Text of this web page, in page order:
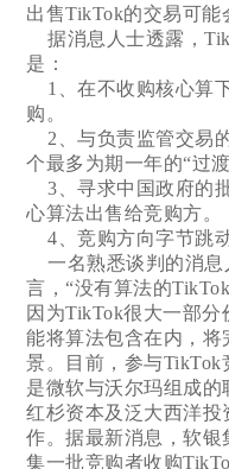
出售TikTok的交易可能
据消息人士透露，
是：
1、在不收购核心算
购。
2、与负责监管交易
个最多为期一年的“过渡
3、寻求中国政府的
心算法出售给竞购方。
4、竞购方向字节跳
一名熟悉谈判的消息
言，“没有算法的
因为TikTok很大一部
能将算法包含在内，
景。目前，参与
是微软与沃尔玛组成
红杉资本及泛大西洋
作。据最新消息，软
集一批竞购者收购